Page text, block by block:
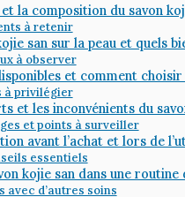
la composition du savon
à retenir
san sur la peau et quels
à observer
et comment
à privilégier
et les inconvénients du
et points à surveiller
avant l’achat et lors de
essentiels
kojie san dans une routine
avec d’autres soins